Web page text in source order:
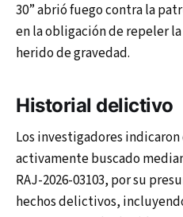
30” abrió fuego contra la
en la obligación de repeler
herido de gravedad.
Historial delictivo
Los investigadores
activamente buscado
RAJ-2026-03103, por su
hechos delictivos,